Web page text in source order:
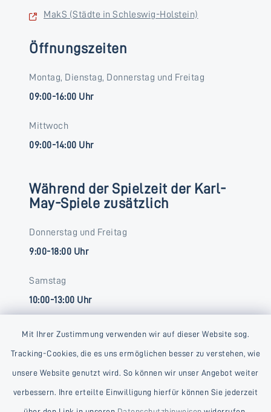
Mit Ihrer Zustimmung verwenden wir auf dieser Website sog.
Tracking-Cookies, die es uns ermöglichen besser zu verstehen, wie
unsere Website genutzt wird. So können wir unser Angebot weiter
verbessern. Ihre erteilte Einwilligung hierfür können Sie jederzeit
MakS (Städte in Schleswig-Holstein)
Öffnungszeiten
Montag, Dienstag, Donnerstag und Freitag
09:00-16:00 Uhr
Mittwoch
09:00-14:00 Uhr
Während der Spielzeit der Karl-
May-Spiele zusätzlich
Donnerstag und Freitag
9:00-18:00 Uhr
Samstag
10:00-13:00 Uhr
Kontakt